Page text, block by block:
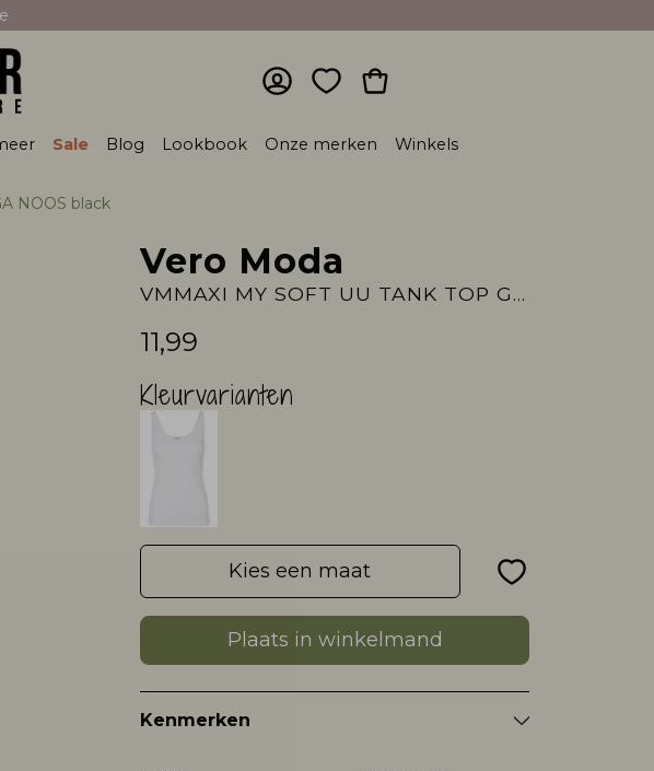
Sale Blog Lookbook Onze merken Winkels
NOOS black
Vero Moda
VMMAXI MY SOFT UU TANK TOP GA NOOS
11,99
Kleurvarianten
Kies een maat
Plaats in winkelmand
Kenmerken